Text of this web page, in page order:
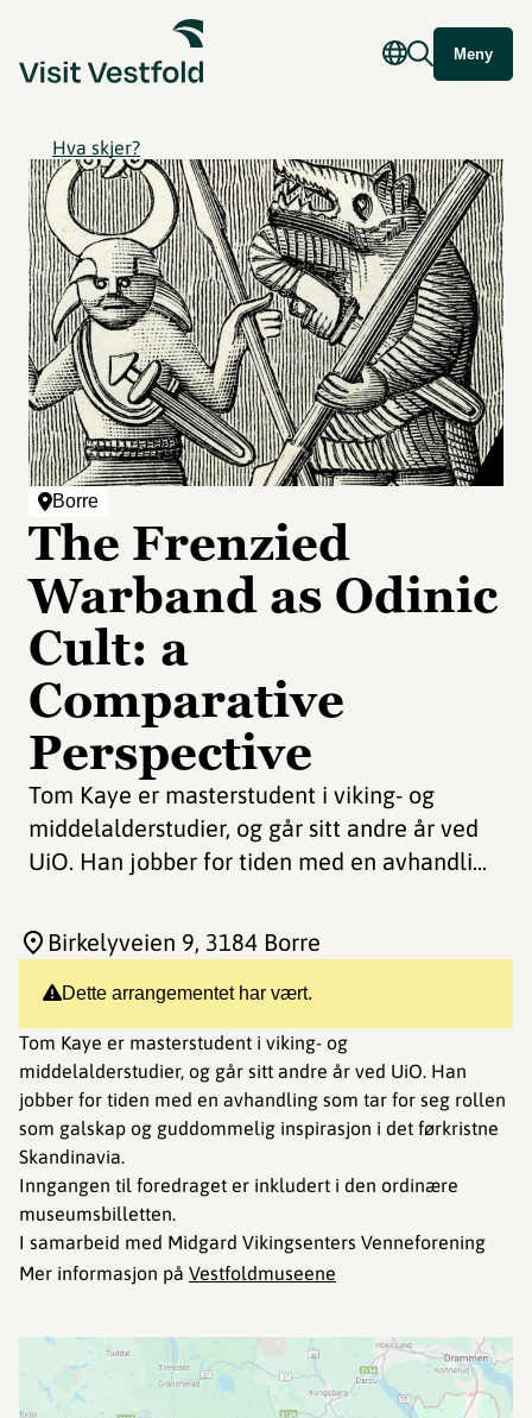
Meny
Hva skjer?
Borre
The Frenzied
Warband as Odinic
Cult: a
Comparative
Perspective
Tom Kaye er masterstudent i viking- og
middelalderstudier, og går sitt andre år ved
UiO. Han jobber for tiden med en avhandli...
Dette arrangementet har vært.
Tom Kaye er masterstudent i viking- og
middelalderstudier, og går sitt andre år ved UiO. Han
jobber for tiden med en avhandling som tar for seg rollen
som galskap og guddommelig inspirasjon i det førkristne
Skandinavia.
Inngangen til foredraget er inkludert i den ordinære
museumsbilletten.
I samarbeid med Midgard Vikingsenters Venneforening
Mer informasjon på Vestfoldmuseene
Birkelyveien 9, 3184 Borre